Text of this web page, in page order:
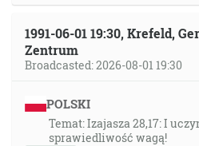
1991-06-01 19:30, Krefeld,
Zentrum
Broadcasted: 2026-08-01 19:30
POLSKI
Temat: Izajasza 28,17: I
sprawiedliwość wagą!